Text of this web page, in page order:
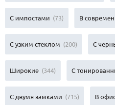
С импостами (73) В
С узким стеклом (200) С
Широкие (344) С
С двумя замками (715) В